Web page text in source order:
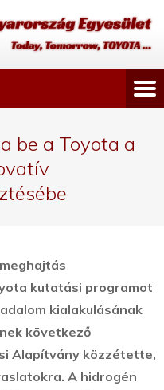
be a Toyota a
kutatási programot
kialakulásának
következő
Alapítvány közzétette,
A hidrogén